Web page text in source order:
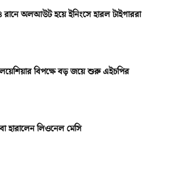
রানে অলআউট হয়ে ইনিংসে হারল টাইগাররা
বিপক্ষে বড় জয়ে শুরু এইচপির
হারালেন লিওনেল মেসি